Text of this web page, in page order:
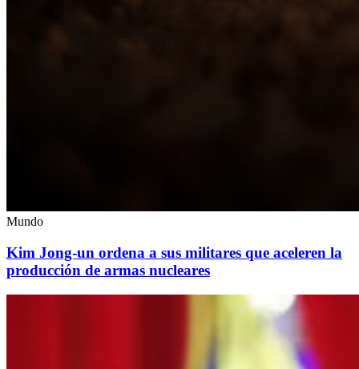
Mundo
Kim Jong-un ordena a sus militares que aceleren la
producción de armas nucleares